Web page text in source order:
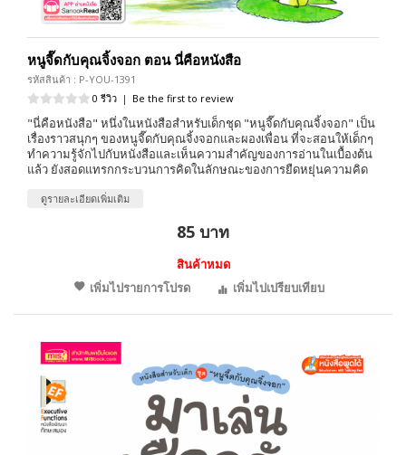
หนูจี๊ดกับคุณจิ้งจอก ตอน นี่คือหนังสือ
รหัสสินค้า : P-YOU-1391
0 รีวิว | Be the first to review
"นี่คือหนังสือ" หนึ่งในหนังสือสำหรับเด็กชุด "หนูจี๊ดกับคุณจิ้งจอก" เป็น
เรื่องราวสนุกๆ ของหนูจี๊ดกับคุณจิ้งจอกและผองเพื่อน ที่จะสอนให้เด็กๆ
ทำความรู้จักไปกับหนังสือและเห็นความสำคัญของการอ่านในเบื้องต้น
แล้ว ยังสอดแทรกกระบวนการคิดในลักษณะของการยืดหยุ่นความคิด
ดูรายละเอียดเพิ่มเติม
85 บาท
สินค้าหมด
เพิ่มไปรายการโปรด
เพิ่มไปเปรียบเทียบ